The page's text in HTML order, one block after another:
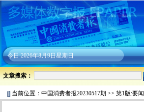
今日2026年8月9日星期日
文章搜索：
当前位置： 中国消费者报20230517期 >> 第1版:要闻